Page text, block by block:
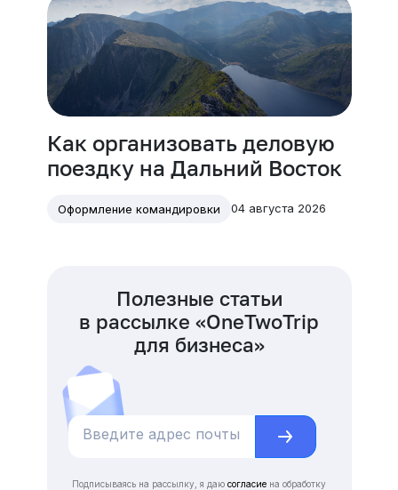
Как организовать деловую
поездку на Дальний Восток
Оформление командировки 04 августа 2026
Полезные статьи
в рассылке «OneTwoTrip
для бизнеса»
Подписываясь на рассылку, я даю согласие на обработку